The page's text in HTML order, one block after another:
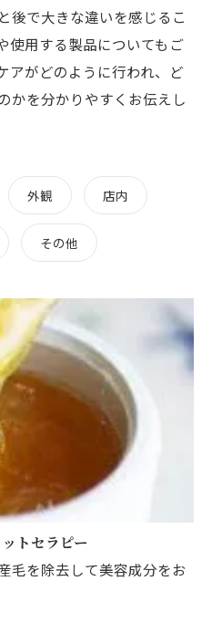
後で大きな違いを感じるこ
使用する製品についてもご
アがどのように行われ、ど
かを分かりやすくお伝えし
外観 店内
その他
トセラピー
毛を除去して美容成分をお